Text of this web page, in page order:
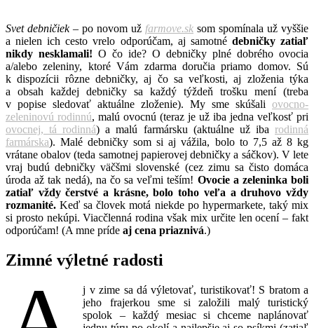
Svet debničiek– po novom už farmove.sk som spomínala už vyššie
a nielen ich cesto vrelo odporúčam, aj samotné debničky zatiaľ
nikdy nesklamali! O čo ide? O debničky plné dobrého ovocia
a/alebo zeleniny, ktoré Vám zdarma doručia priamo domov. Sú
k dispozícii rôzne debničky, aj čo sa veľkosti, aj zloženia týka
a obsah každej debničky sa každý týždeň trošku mení (treba
v popise sledovať aktuálne zloženie). My sme skúšali ovocno-
zeleninovú rodinnú, malú ovocnú (teraz je už iba jedna veľkosť pri
ovocnej, tá rodinná) a malú farmársku (aktuálne už iba rodinná
farmárska). Malé debničky som si aj vážila, bolo to 7,5 až 8 kg
vrátane obalov (teda samotnej papierovej debničky a sáčkov). V lete
vraj budú debničky väčšmi slovenské (cez zimu sa čisto domáca
úroda až tak nedá), na čo sa veľmi teším! Ovocie a zeleninka boli
zatiaľ vždy čerstvé a krásne, bolo toho veľa a druhovo vždy
rozmanité. Keď sa človek motá niekde po hypermarkete, taký mix
si prosto nekúpi. Viacčlenná rodina však mix určite len ocení – fakt
odporúčam! (A mne príde aj cena priaznivá.)
Zimné výletné radosti
j v zime sa dá výletovať, turistikovať! S bratom a
jeho frajerkou sme si založili malý turistický
spolok – každý mesiac si chceme naplánovať